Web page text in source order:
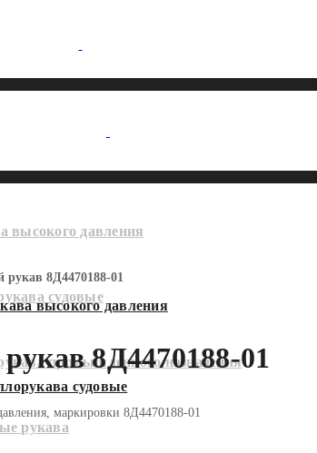
высокого давления
судовые
промышленного назначения
рукава
высокого давления
судовые
8Д4470188-01
8Д4470188-01
маркировки 8Д4470188-01